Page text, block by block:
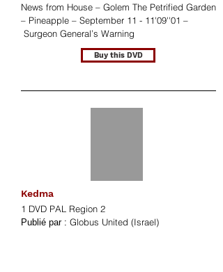
News from House – Golem The Petrified Garden
– Pineapple – September 11 - 11'09''01 –
Surgeon General’s Warning
Buy this DVD
Kedma
1 DVD PAL Region 2
Publié par : Globus United (Israel)